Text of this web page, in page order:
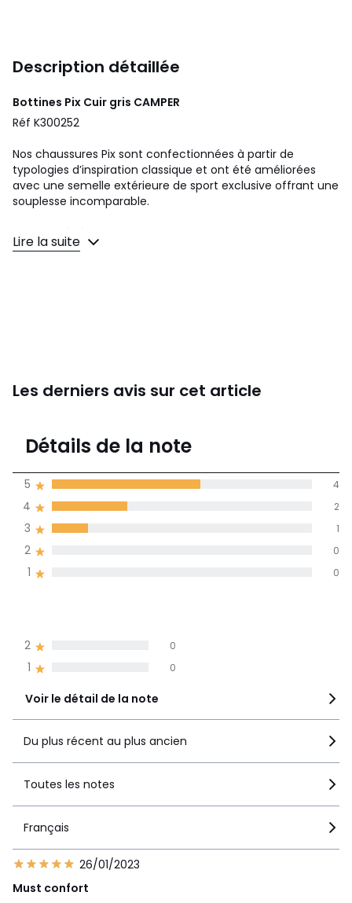
Description détaillée
Bottines Pix Cuir gris CAMPER
Réf K300252
Nos chaussures Pix sont confectionnées à partir de
typologies d’inspiration classique et ont été améliorées
avec une semelle extérieure de sport exclusive offrant une
souplesse incomparable.
Caracteristiques:
Certifiées par le Leather Working Group
Lire la suite
Les derniers avis sur cet article
4,4
moyenne des avis
dans toutes les
1 0
2 0
5
Voir le détail de la note
Détails de la note
1 0
2 0
3 1
4 2
5 4
Du plus récent au plus ancien
Toutes les notes
Français
26/01/2023
Must confort